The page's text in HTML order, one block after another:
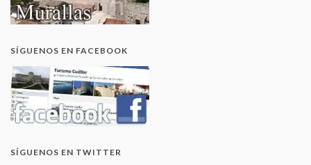
SÍGUENOS EN FACEBOOK
SÍGUENOS EN TWITTER